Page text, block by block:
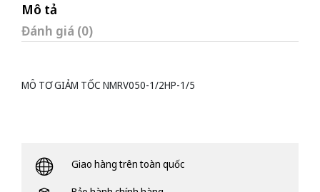
Mô tả
Đánh giá (0)
MÔ TƠ GIẢM TỐC NMRV050-1/2HP-1/5
Giao hàng trên toàn quốc